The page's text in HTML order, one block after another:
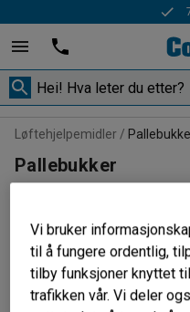
Løftehjelpemidler
Pallebukker
1 produkter
Vi bruker
til å fungere ordentlig,
tilby funksjoner knyttet
trafikken vår. Vi deler